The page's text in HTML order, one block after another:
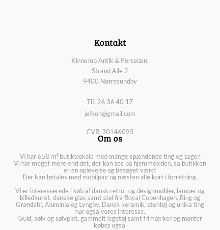
Kontakt
Kinnerup Antik & Porcelæn,
Strand Alle 2
9400 Nørresundby
Tlf: 26 36 40 17
jefkon@gmail.com
CVR: 30146093
Om os
Vi har 650 m² butikslokale med mange spændende ting og sager.
Vi har meget mere end det, der kan ses på hjemmesiden, så butikken
er en oplevelse og besøget værd!
Der kan betales med mobilpay og næsten alle kort i forretning.
Vi er interesserede i køb af dansk retro- og designmøbler, lamper og
billedkunst, danske glas samt stel fra Royal Copenhagen, Bing og
Grøndahl, Aluminia og Lyngby. Dansk keramik, stentøj og unika ting
har også vores interesse.
Guld, sølv og sølvplet, gammelt legetøj samt frimærker og mønter
købes også.